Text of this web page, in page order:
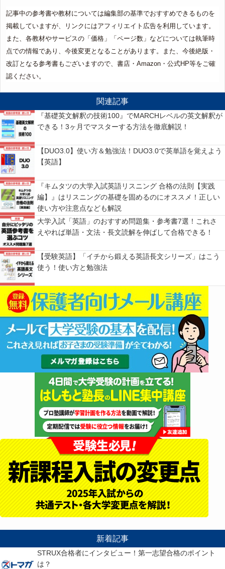
記事中の参考書や教材については編集部の基準でおすすめできるものを
掲載していますが、リンクにはアフィリエイト広告を利用しています。
また、各教材やサービスの「価格」「ページ数」などについては執筆時
点での情報であり、今後変更となることがあります。また、今後絶版・
改訂となる参考書もございますので、書店・Amazon・公式HP等をご確
認ください。
関連記事
『基礎英文解釈の技術100』でMARCHレベルの英文解釈が
できる！3ヶ月でマスターする方法を徹底解説！
【DUO3.0】使い方＆勉強法！DUO3.0で英単語を覚えよう
【英語】
『キムタツの大学入試英語リスニング 合格の法則【実践
編】』はリスニングの基礎を固めるのにオススメ！正しい
使い方や注意点なども解説
大学入試「英語」のおすすめ問題集・参考書7選！これさ
えやれば単語・文法・長文読解を伸ばして合格できる！
【受験英語】「イチから鍛える英語長文シリーズ」はこう
使う！使い方と勉強法
新着記事
STRUX合格者にインタビュー！第一志望合格のポイント
は？